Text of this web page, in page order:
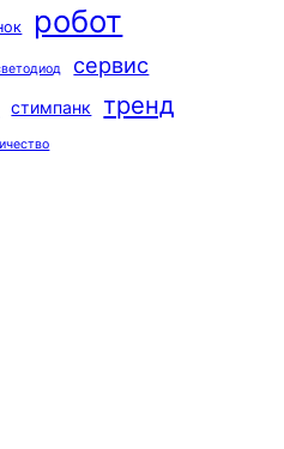
робот
сервис
стимпанк тренд